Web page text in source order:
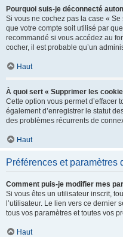
Pourquoi suis-je déconnecté
Si vous ne cochez pas la case «
que votre compte soit utilisé par
recommandé si vous accédez au
cocher, il est probable qu’un
Haut
À quoi sert « Supprimer les
Cette option vous permet d’effacer
également d’enregistrer le statut
des problèmes récurrents de
Haut
Préférences et paramètres
Comment puis-je modifier mes
Si vous êtes un utilisateur inscrit,
l’utilisateur. Le lien vers ce dernier
tous vos paramètres et toutes vos
Haut